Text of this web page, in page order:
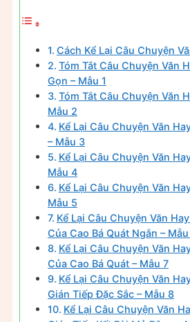
Cách Kể Lại Câu Chuyện
Tóm Tắt Câu Chuyện Văn
Gọn – Mẫu 1
Tóm Tắt Câu Chuyện Văn
Mẫu 2
Kể Lại Câu Chuyện Văn
– Mẫu 3
Kể Lại Câu Chuyện Văn
Mẫu 4
Kể Lại Câu Chuyện Văn
Mẫu 5
Kể Lại Câu Chuyện Văn
Của Cao Bá Quát Ngắn –
Kể Lại Câu Chuyện Văn
Của Cao Bá Quát – Mẫu 7
Kể Lại Câu Chuyện Văn
Gián Tiếp Đặc Sắc – Mẫu 8
Kể Lại Câu Chuyện Văn